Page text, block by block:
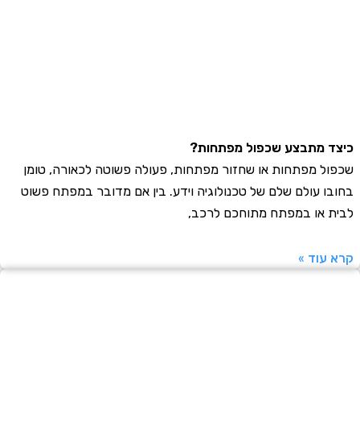
מתבצע שכפול מפתחות?
מפתחות או שחזור מפתחות, פעולה פשוטה לכאורה, טומן
עולם שלם של טכנולוגיה וידע. בין אם מדובר במפתח פשוט
או במפתח מתוחכם לרכב,
»